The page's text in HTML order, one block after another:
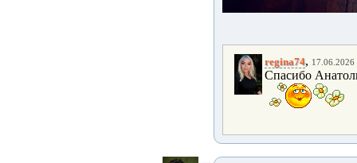
regina74, 17.06.2026
Спасибо